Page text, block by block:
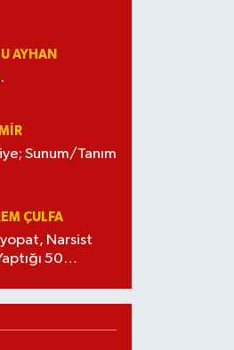
AYHAN
Sunum/Tanım
ÇULFA
Narsist
50